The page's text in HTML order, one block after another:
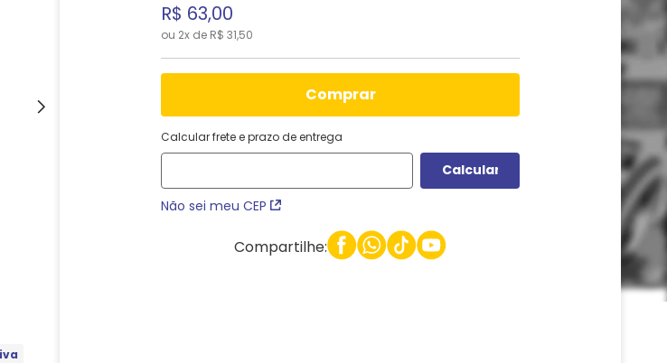
R$ 63,00
ou 2x de R$ 31,50
comprar
Calcular frete e prazo de entrega
Não sei meu CEP
Compartilhe: